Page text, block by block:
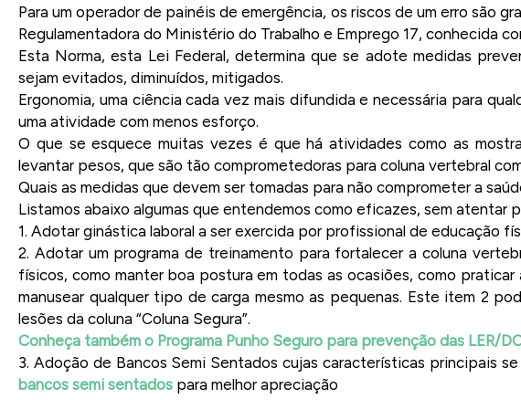
Para um operador de painéis de emergência, os riscos de um erro são
Regulamentadora do Ministério do Trabalho e Emprego 17, conhecida
Esta Norma, esta Lei Federal, determina que se adote medidas
sejam evitados, diminuídos, mitigados.
Ergonomia, uma ciência cada vez mais difundida e necessária para
uma atividade com menos esforço.
O que se esquece muitas vezes é que há atividades como as
levantar pesos, que são tão comprometedoras para coluna vertebral
Quais as medidas que devem ser tomadas para não comprometer a
Listamos abaixo algumas que entendemos como eficazes, sem atentar
1. Adotar ginástica laboral a ser exercida por profissional de educação
2. Adotar um programa de treinamento para fortalecer a coluna
físicos, como manter boa postura em todas as ocasiões, como praticar
manusear qualquer tipo de carga mesmo as pequenas. Este item 2
lesões da coluna “Coluna Segura”.
Conheça também o Programa Punho Seguro para prevenção das LER/
3. Adoção de Bancos Semi Sentados cujas características principais
bancos semi sentados para melhor apreciação